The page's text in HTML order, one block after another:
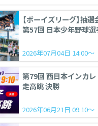
【ボーイズリーグ】抽
第57回 日本少年野球
2026年07月04日 14:00～
第79回 西日本インカ
走高跳 決勝
2026年06月21日 09:10～